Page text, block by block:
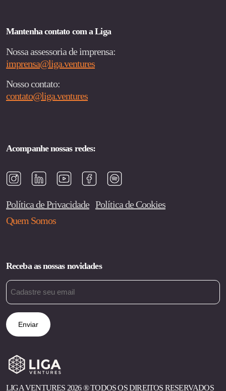
Mantenha contato com a Liga
Nossa assessoria de imprensa:
imprensa@liga.ventures
Nosso contato:
contato@liga.ventures
Acompanhe nossas redes:
Política de Privacidade Política de Cookies
Quem Somos
Receba as nossas novidades
Email
LIGA VENTURES 2026 ®︎ TODOS OS DIREITOS RESERVADOS